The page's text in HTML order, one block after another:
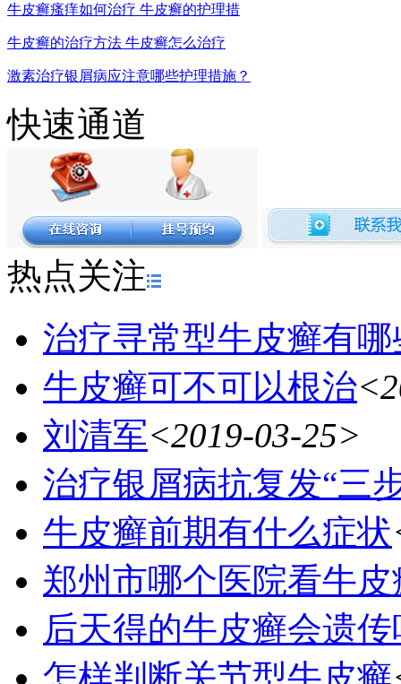
牛皮癣瘙痒如何治疗 牛皮癣的护理措
牛皮癣的治疗方法 牛皮癣怎么治疗
激素治疗银屑病应注意哪些护理措施？
快速通道
热点关注
治疗寻常型牛皮癣有哪
牛皮癣可不可以根治
刘清军<2019-03-25>
治疗银屑病抗复发“三
牛皮癣前期有什么症状
郑州市哪个医院看牛皮
后天得的牛皮癣会遗传